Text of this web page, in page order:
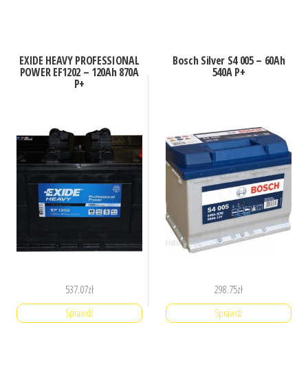
EXIDE HEAVY PROFESSIONAL
POWER EF1202 – 120Ah 870A
P+
537.07zł
Sprawdź
Bosch Silver S4 005 – 60Ah
540A P+
298.75zł
Sprawdź